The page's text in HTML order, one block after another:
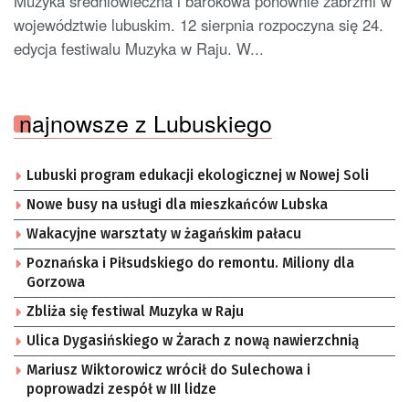
województwie lubuskim. 12 sierpnia rozpoczyna się 24.
edycja festiwalu Muzyka w Raju. W...
najnowsze z Lubuskiego
Lubuski program edukacji ekologicznej w Nowej Soli
Nowe busy na usługi dla mieszkańców Lubska
Wakacyjne warsztaty w żagańskim pałacu
Poznańska i Piłsudskiego do remontu. Miliony dla
Gorzowa
Zbliża się festiwal Muzyka w Raju
Ulica Dygasińskiego w Żarach z nową nawierzchnią
Mariusz Wiktorowicz wrócił do Sulechowa i
poprowadzi zespół w III lidze